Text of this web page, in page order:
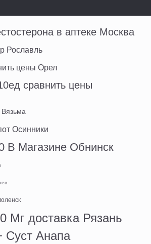
в аптеке Москва
Рославль
цены Орел
сравнить цены
Осинники
В Магазине Обнинск
Мг доставка Рязань
Суст Анапа